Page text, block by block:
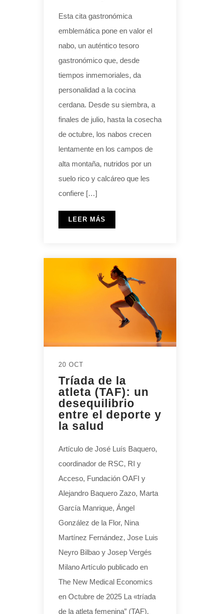
Esta cita gastronómica
emblemática pone en valor el
nabo, un auténtico tesoro
gastronómico que, desde
tiempos inmemoriales, da
personalidad a la cocina
cerdana. Desde su siembra, a
finales de julio, hasta la cosecha
de octubre, los nabos crecen
lentamente en los campos de
alta montaña, nutridos por un
suelo rico y calcáreo que les
confiere […]
LEER MÁS
20 OCT
Tríada de la
atleta (TAF): un
desequilibrio
entre el deporte y
la salud
Artículo de José Luís Baquero,
coordinador de RSC, RI y
Acceso, Fundación OAFI y
Alejandro Baquero Zazo, Marta
García Manrique, Ángel
González de la Flor, Nina
Martínez Fernández, Jose Luis
Neyro Bilbao y Josep Vergés
Milano Artículo publicado en
The New Medical Economics
en Octubre de 2025 La «tríada
de la atleta femenina” (TAF),